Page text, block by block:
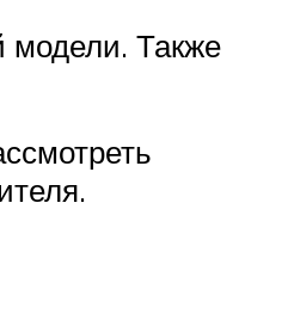
модели. Также